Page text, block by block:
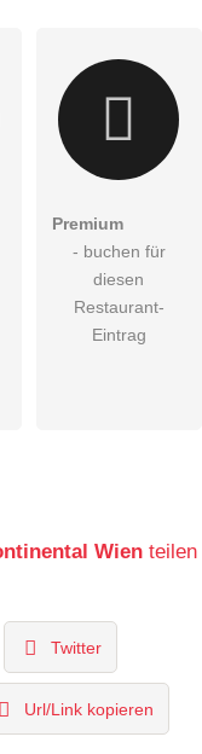
Premium
- buchen für
diesen
Restaurant-
Eintrag
Wien teilen
Twitter
Url/Link kopieren